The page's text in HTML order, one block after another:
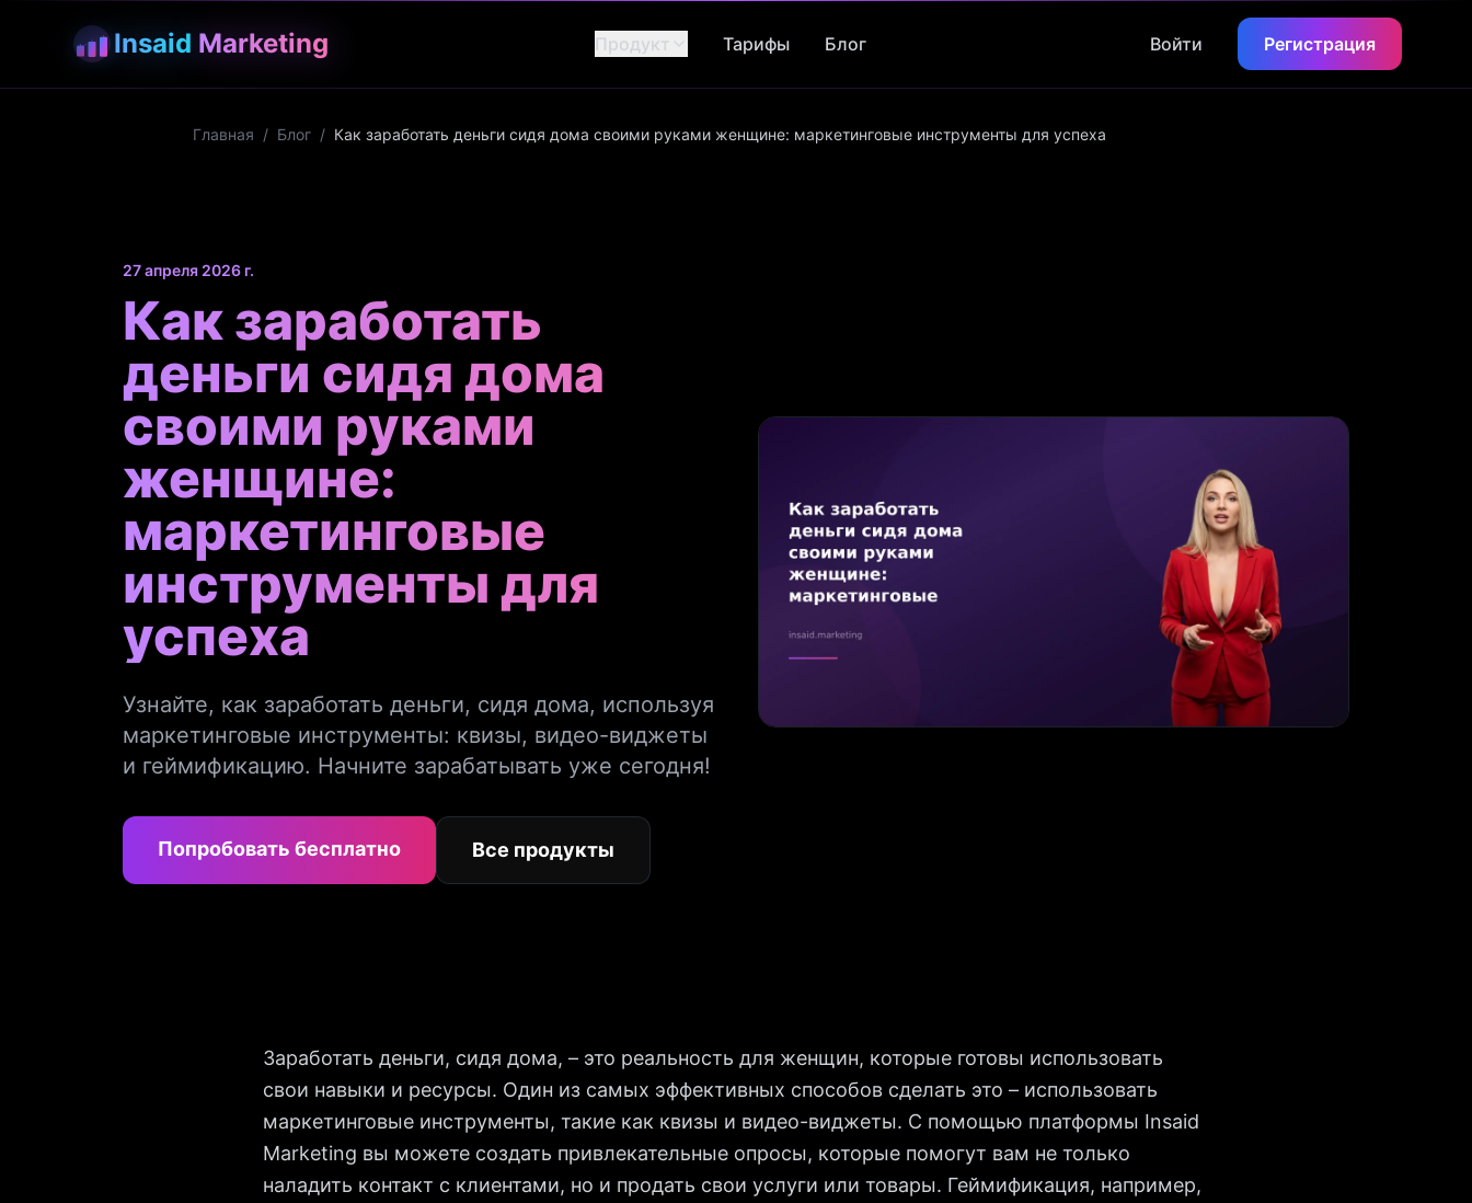
Insaid Marketing Продукт Тарифы Блог Войти Регистрация
Главная / Блог / Как заработать деньги сидя дома своими руками женщине: маркетинговые инструменты для успеха
27 апреля 2026 г.
Как заработать
деньги сидя дома
своими руками
женщине:
маркетинговые
инструменты для
успеха
Узнайте, как заработать деньги, сидя дома, используя
маркетинговые инструменты: квизы, видео-виджеты
и геймификацию. Начните зарабатывать уже сегодня!
Попробовать бесплатно Все продукты
Заработать деньги, сидя дома, – это реальность для женщин, которые готовы использовать
свои навыки и ресурсы. Один из самых эффективных способов сделать это – использовать
маркетинговые инструменты, такие как квизы и видео-виджеты. С помощью платформы Insaid
Marketing вы можете создать привлекательные опросы, которые помогут вам не только
наладить контакт с клиентами, но и продать свои услуги или товары. Геймификация, например,